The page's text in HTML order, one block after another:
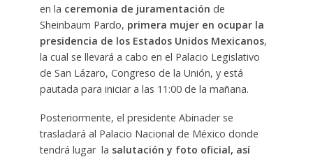
en la ceremonia de juramentación de
Sheinbaum Pardo, primera mujer en ocupar la
presidencia de los Estados Unidos Mexicanos,
la cual se llevará a cabo en el Palacio Legislativo
de San Lázaro, Congreso de la Unión, y está
pautada para iniciar a las 11:00 de la mañana.
Posteriormente, el presidente Abinader se
trasladará al Palacio Nacional de México donde
tendrá lugar la salutación y foto oficial, así